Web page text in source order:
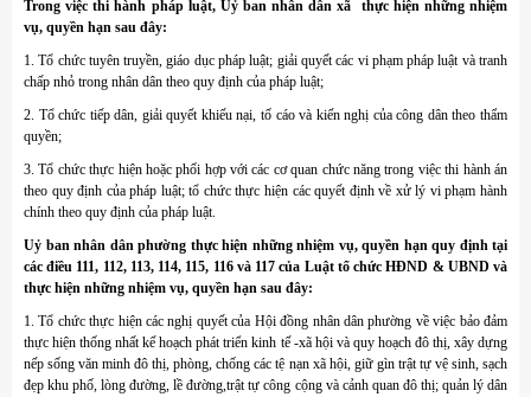
Trong việc thi hành pháp luật, Uỷ ban nhân dân xã thực hiện những nhiệm
vụ, quyền hạn sau đây:
1. Tổ chức tuyên truyền, giáo dục pháp luật; giải quyết các vi phạm pháp luật và tranh
chấp nhỏ trong nhân dân theo quy định của pháp luật;
2. Tổ chức tiếp dân, giải quyết khiếu nại, tố cáo và kiến nghị của công dân theo thẩm
quyền;
3. Tổ chức thực hiện hoặc phối hợp với các cơ quan chức năng trong việc thi hành án
theo quy định của pháp luật; tổ chức thực hiện các quyết định về xử lý vi phạm hành
chính theo quy định của pháp luật.
Uỷ ban nhân dân phường thực hiện những nhiệm vụ, quyền hạn quy định tại
các điều 111, 112, 113, 114, 115, 116 và 117 của Luật tổ chức HĐND & UBND và
thực hiện những nhiệm vụ, quyền hạn sau đây:
1. Tổ chức thực hiện các nghị quyết của Hội đồng nhân dân phường về việc bảo đảm
thực hiện thống nhất kế hoạch phát triển kinh tế -xã hội và quy hoạch đô thị, xây dựng
nếp sống văn minh đô thị, phòng, chống các tệ nạn xã hội, giữ gìn trật tự vệ sinh, sạch
đẹp khu phố, lòng đường, lề đường,trật tự công cộng và cảnh quan đô thị; quản lý dân